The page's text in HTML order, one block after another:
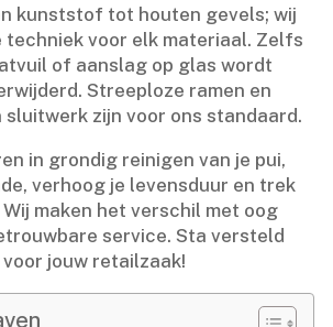
kunststof tot houten gevels; wij
techniek voor elk materiaal.​ Zelfs
of aanslag op glas wordt
Streeploze ramen en
sluitwerk zijn voor ons standaard.​
in grondig reinigen van je pui,
verhoog je levensduur en trek
maken het verschil met oog
service.​ Sta versteld
jouw retailzaak!